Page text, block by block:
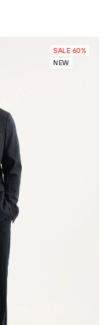
SALE 60%
NEW